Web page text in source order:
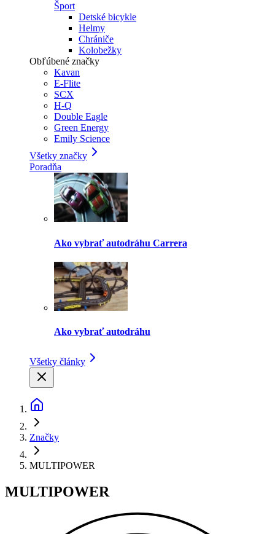
Šport
Detské bicykle
Helmy
Chrániče
Kolobežky
Obľúbené značky
Kavan
E-Flite
SCX
H-Q
Double Eagle
Green Energy
Emily Science
Všetky značky
Poradňa
Ako vybrať autodráhu Carrera
Ako vybrať autodráhu
Všetky články
Značky
MULTIPOWER
MULTIPOWER